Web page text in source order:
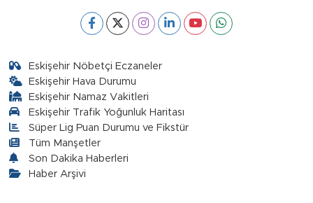
Eskişehir Nöbetçi Eczaneler
Eskişehir Hava Durumu
Eskişehir Namaz Vakitleri
Eskişehir Trafik Yoğunluk Haritası
Süper Lig Puan Durumu ve Fikstür
Tüm Manşetler
Son Dakika Haberleri
Haber Arşivi